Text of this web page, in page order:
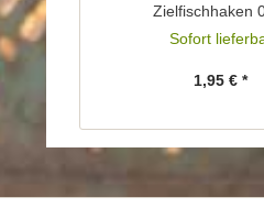
Zielfischhaken
Sofort
1,95 € *